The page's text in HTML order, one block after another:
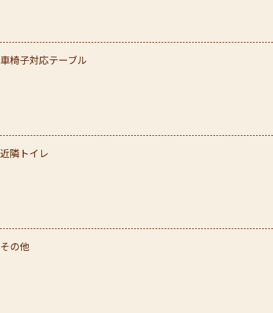
車椅子対応テーブル
近隣トイレ
その他